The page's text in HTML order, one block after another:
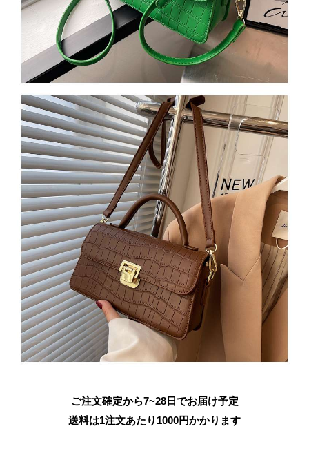
ご注文確定から7~28日でお届け予定
送料は1注文あたり 1000円かかります